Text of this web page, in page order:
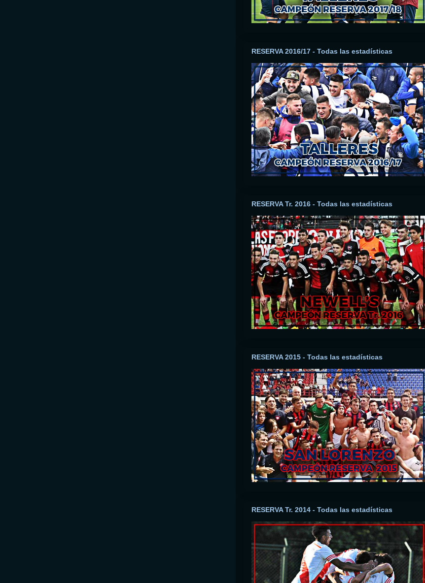
RESERVA 2016/17 - Todas las estadísticas
RESERVA Tr. 2016 - Todas las estadísticas
RESERVA 2015 - Todas las estadísticas
RESERVA Tr. 2014 - Todas las estadísticas